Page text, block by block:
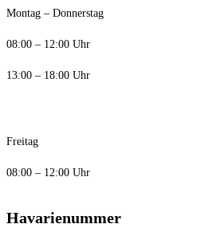
Montag – Donnerstag
08:00 – 12:00 Uhr
13:00 – 18:00 Uhr
Freitag
08:00 – 12:00 Uhr
Havarienummer